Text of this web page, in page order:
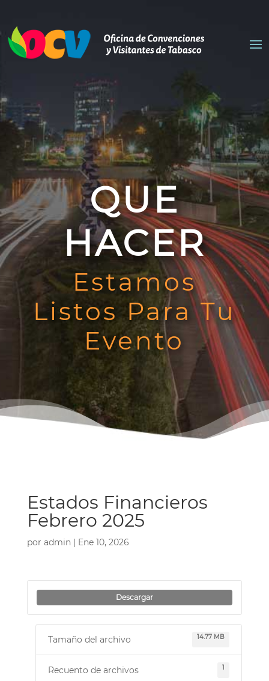
QUE
HACER
Estamos
Listos Para Tu
Evento
Estados Financieros
Febrero 2025
por admin| Ene 10, 2026
Descargar
Tamaño del archivo 14.77 MB
Recuento de archivos 1